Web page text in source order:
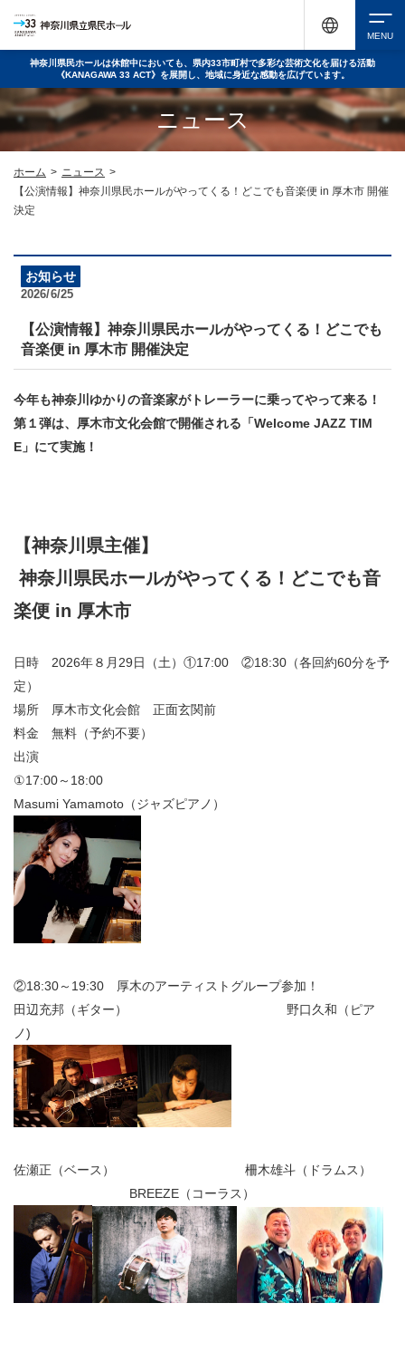
神奈川県民ホールは休館中においても、県内33市町村で多彩な芸術文化を届ける活動
《KANAGAWA 33 ACT》を展開し、地域に身近な感動を広げています。
・ イベント一覧
・ イベントカレンダー
休館中の県民ホールについて
・ 施設概要
・ パイプオルガン
・ 神奈川県民ホールの取り組み
神奈川県立県民ホールSNS
​​​​​​​​​​​​​神奈川県立県民ホール
ギャラリーSNS
ニュース
ホーム > ニュース >
【公演情報】神奈川県民ホールがやってくる！どこでも音楽便 in 厚木市 開催
決定
お知らせ
2026/6/25
【公演情報】神奈川県民ホールがやってくる！どこでも
音楽便 in 厚木市 開催決定
今年も神奈川ゆかりの音楽家がトレーラーに乗ってやって来る！
第１弾は、厚木市文化会館で開催される「Welcome JAZZ TIM
E」にて実施！
【神奈川県主催】
神奈川県民ホールがやってくる！どこでも音
楽便 in 厚木市
日時 2026年８月29日（土）①17:00 ②18:30（各回約60分を予
定）
場所 厚木市文化会館 正面玄関前
料金 無料（予約不要）
出演
①17:00～18:00
Masumi Yamamoto（ジャズピアノ）
②18:30～19:30 厚木のアーティストグループ参加！
田辺充邦（ギター） 野口久和（ピア
ノ)
佐瀬正（ベース） 柵木雄斗（ドラムス）
BREEZE（コーラス）